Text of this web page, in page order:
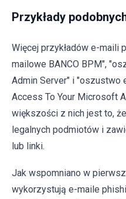
Przykłady
Więcej przykładów e-maili
mailowe BANCO BPM",
Admin Server" i "oszustwo
Access To Your Microsoft
większości z nich jest to,
legalnych podmiotów i
lub linki.
Jak wspomniano w
wykorzystują e-maile